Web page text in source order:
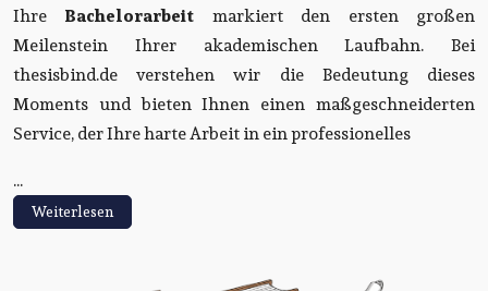
Ihre Bachelorarbeit markiert den ersten großen
Meilenstein Ihrer akademischen Laufbahn. Bei
thesisbind.de verstehen wir die Bedeutung dieses
Moments und bieten Ihnen einen maßgeschneiderten
Service, der Ihre harte Arbeit in ein professionelles
...
Weiterlesen